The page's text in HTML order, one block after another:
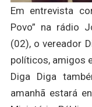
Em entrevista
Povo” na rádio
(02), o vereador
políticos, amigos
Diga Diga
amanhã estará